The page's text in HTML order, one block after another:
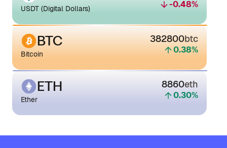
USDT (Digital Dollars) -0.48%
BTC
Bitcoin
382800btc
0.38%
ETH
Ether
8860eth
0.30%